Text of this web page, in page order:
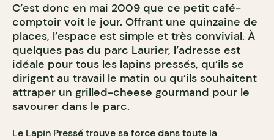
C’est donc en mai 2009 que ce petit café-
comptoir voit le jour. Offrant une quinzaine de
places, l’espace est simple et très convivial. À
quelques pas du parc Laurier, l’adresse est
idéale pour tous les lapins pressés, qu’ils se
dirigent au travail le matin ou qu’ils souhaitent
attraper un grilled-cheese gourmand pour le
savourer dans le parc.
Le Lapin Pressé trouve sa force dans toute la